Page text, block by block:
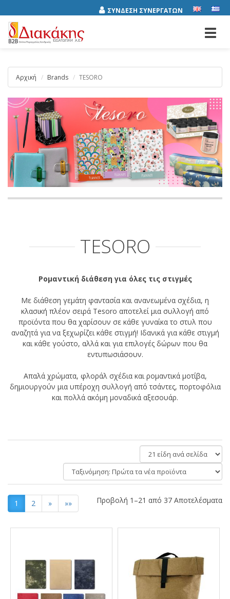
ΣΥΝΔΕΣΗ ΣΥΝΕΡΓΑΤΩΝ
Αρχική Brands TESORO
TESORO
Ρομαντική διάθεση για όλες τις στιγμές
Με διάθεση γεμάτη φαντασία και ανανεωμένα σχέδια, η
κλασική πλέον σειρά Tesoro αποτελεί μια συλλογή από
προϊόντα που θα χαρίσουν σε κάθε γυναίκα το στυλ που
αναζητά για να ξεχωρίζει κάθε στιγμή! Ιδανικά για κάθε στιγμή
και κάθε γούστο, αλλά και για επιλογές δώρων που θα
εντυπωσιάσουν.
Απαλά χρώματα, φλοράλ σχέδια και ρομαντικά μοτίβα,
δημιουργούν μια υπέροχη συλλογή από τσάντες, πορτοφόλια
και πολλά ακόμη μοναδικά αξεσουάρ.
είδη
ανά
σελίδα
Ταξινόμηση:
1 2 » »» Προβολή 1–21 από 37 Αποτελέσματα
Αποτελέσματα